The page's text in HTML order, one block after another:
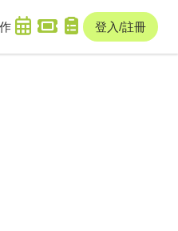
登入/註冊